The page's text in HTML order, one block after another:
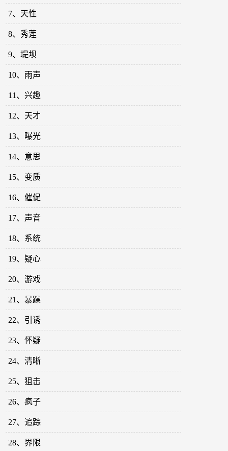
7、天性
8、秀莲
9、堤坝
10、雨声
11、兴趣
12、天才
13、曝光
14、意思
15、变质
16、催促
17、声音
18、系统
19、疑心
20、游戏
21、暴躁
22、引诱
23、怀疑
24、清晰
25、狙击
26、疯子
27、追踪
28、界限